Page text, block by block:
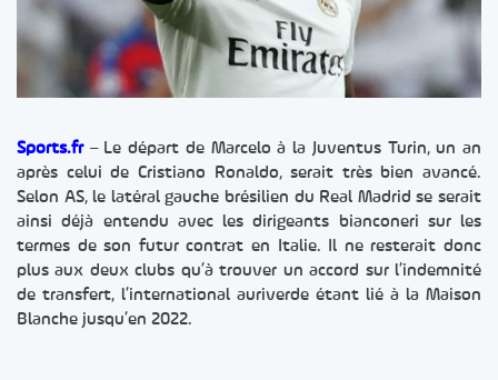
Sports.fr– Le départ de Marcelo à la Juventus Turin, un an
après celui de Cristiano Ronaldo, serait très bien avancé.
Selon AS, le latéral gauche brésilien du Real Madrid se serait
ainsi déjà entendu avec les dirigeants bianconeri sur les
termes de son futur contrat en Italie. Il ne resterait donc
plus aux deux clubs qu’à trouver un accord sur l’indemnité
de transfert, l’international auriverde étant lié à la Maison
Blanche jusqu’en 2022.